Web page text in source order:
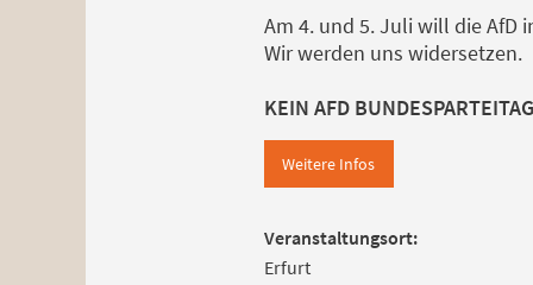
Am 4. und 5. Juli will die AfD
Wir werden uns widersetzen.
KEIN AFD
Weitere Infos
Veranstaltungsort:
Erfurt